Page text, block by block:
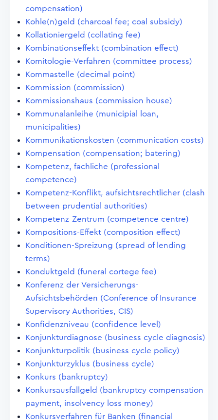
compensation)
Kohle(n)geld (charcoal fee; coal subsidy)
Kollationiergeld (collating fee)
Kombinationseffekt (combination effect)
Komitologie-Verfahren (committee process)
Kommastelle (decimal point)
Kommission (commission)
Kommissionshaus (commission house)
Kommunalanleihe (municipial loan,
municipalities)
Kommunikationskosten (communication costs)
Kompensation (compensation; batering)
Kompetenz, fachliche (professional
competence)
Kompetenz-Konflikt, aufsichtsrechtlicher (clash
between prudential authorities)
Kompetenz-Zentrum (competence centre)
Kompositions-Effekt (composition effect)
Konditionen-Spreizung (spread of lending
terms)
Konduktgeld (funeral cortege fee)
Konferenz der Versicherungs-
Aufsichtsbehörden (Conference of Insurance
Supervisory Authorities, CIS)
Konfidenzniveau (confidence level)
Konjunkturdiagnose (business cycle diagnosis)
Konjunkturpolitik (business cycle policy)
Konjunkturzyklus (business cycle)
Konkurs (bankruptcy)
Konkursausfallgeld (bankruptcy compensation
payment, insolvency loss money)
Konkursverfahren für Banken (financial